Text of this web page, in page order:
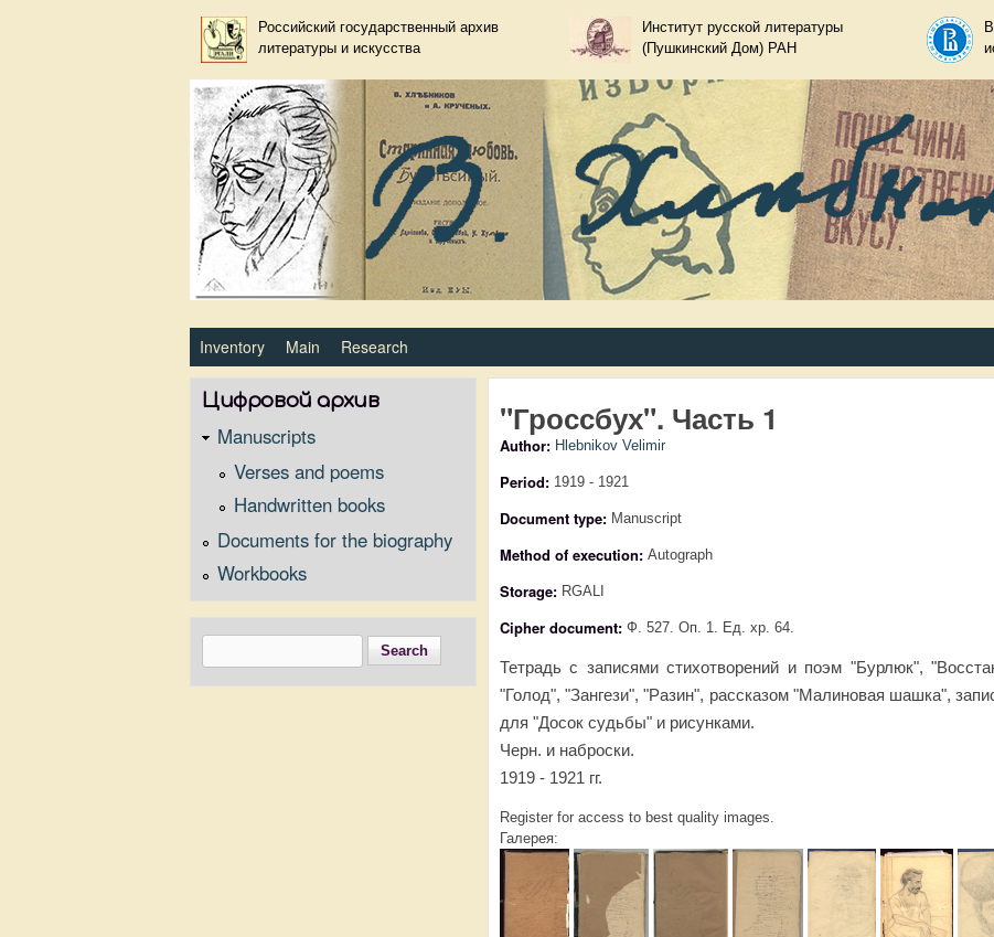
Skip to main content
Российский государственный архив
литературы и искусства
Институт русской литературы
(Пушкинский Дом) РАН
Primary_tsvetaeva for Велимир Хлебников
Inventory Main Research
"Гроссбух". Часть 1
Author: Hlebnikov Velimir
Period: 1919 - 1921
Document type: Manuscript
Method of execution: Autograph
Storage: RGALI
Cipher document: Ф. 527. Оп. 1. Ед. хр. 64.
Тетрадь с записями стихотворений и поэм "Бурлюк",
"Голод", "Зангези", "Разин", рассказом "Малиновая шашка",
для "Досок судьбы" и рисунками.
Черн. и наброски.
1919 - 1921 гг.
Register for access to best quality images.
Галерея:
Цифровой архив
Manuscripts
Verses and poems
Handwritten books
Documents for the biography
Workbooks
Search form